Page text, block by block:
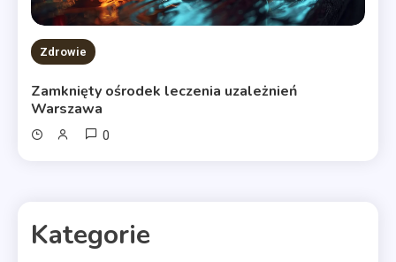
Zdrowie
Zamknięty ośrodek leczenia uzależnień
Warszawa
0
Kategorie